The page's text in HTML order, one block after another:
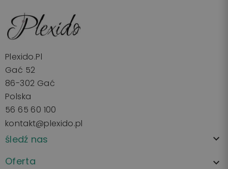
Plexido.pl
Gać 52
86-302 Gać
Polska
56 65 60 100
kontakt@plexido.pl
śledź nas 
Oferta 